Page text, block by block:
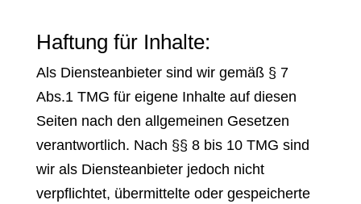
Haftung für Inhalte:
Als Diensteanbieter sind wir gemäß § 7
Abs.1 TMG für eigene Inhalte auf diesen
Seiten nach den allgemeinen Gesetzen
verantwortlich. Nach §§ 8 bis 10 TMG sind
wir als Diensteanbieter jedoch nicht
verpflichtet, übermittelte oder gespeicherte